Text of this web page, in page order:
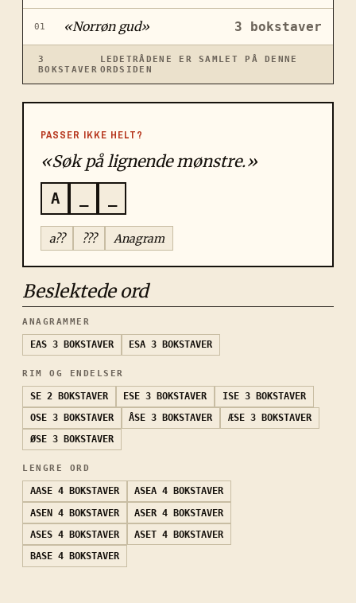
01 «Norrøn gud» 3 bokstaver
3
BOKSTAVER
LEDETRÅDENE ER SAMLET PÅ DENNE
ORDSIDEN
PASSER IKKE HELT?
«Søk på lignende mønstre.»
A
a?? ??? Anagram
Beslektede ord
ANAGRAMMER
EAS 3 BOKSTAVER ESA 3 BOKSTAVER
RIM OG ENDELSER
SE 2 BOKSTAVER ESE 3 BOKSTAVER ISE 3 BOKSTAVER
OSE 3 BOKSTAVER ÅSE 3 BOKSTAVER ÆSE 3 BOKSTAVER
ØSE 3 BOKSTAVER
LENGRE ORD
AASE 4 BOKSTAVER ASEA 4 BOKSTAVER
ASEN 4 BOKSTAVER ASER 4 BOKSTAVER
ASES 4 BOKSTAVER ASET 4 BOKSTAVER
BASE 4 BOKSTAVER